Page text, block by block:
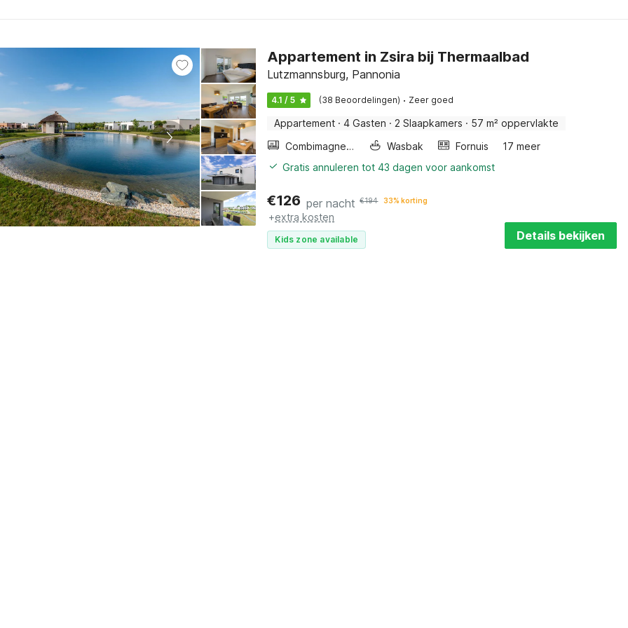
Appartement in Zsira bij Thermaalbad
Lutzmannsburg, Pannonia
4.1 / 5 (38 Beoordelingen) · Zeer goed
Appartement · 4 Gasten · 2 Slaapkamers · 57 m² oppervlakte
Combimagnetron
Wasbak Fornuis
17 meer
Gratis annuleren tot 43 dagen voor aankomst
€126 per nacht €194 33% korting
+extra kosten
Kids zone available Details bekijken